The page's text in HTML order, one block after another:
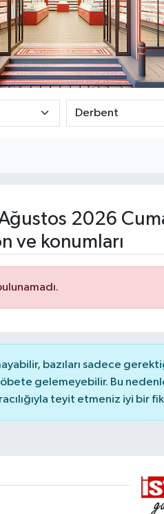
2026
ve konumları
bazıları sadece
gelemeyebilir. Bu
teyit etmeniz iyi bir